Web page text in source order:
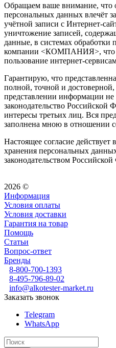
Обращаем ваше внимание, что
персональных данных влечёт
учётной записи с Интернет-
уничтожение записей,
данные, в системах обработки
компании <КОМПАНИЯ>, что
пользование интернет-
Гарантирую, что
полной, точной и
представлении информации
законодательство Российской
интересы третьих лиц. Вся
заполнена мною в отношении
Настоящее согласие действует
хранения персональных
законодательством
2026 ©
Информация
Условия оплаты
Условия доставки
Гарантия на товар
Помощь
Статьи
Вопрос-ответ
Бренды
8-800-700-1393
8-495-796-89-02
info@alkotester-market.ru
Заказать звонок
Telegram
WhatsApp